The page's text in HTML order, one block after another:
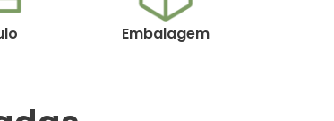
Embalagem